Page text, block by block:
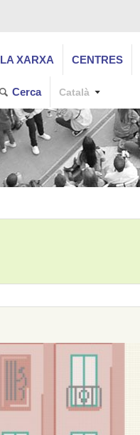
LA XARXA CENTRES
Cerca Català